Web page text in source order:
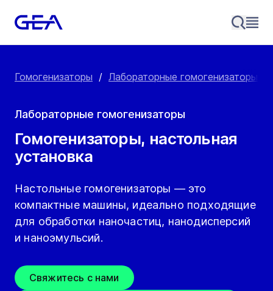
Гомогенизаторы / Лабораторные гомогенизаторы
Лабораторные гомогенизаторы
Гомогенизаторы, настольная
установка
Настольные гомогенизаторы — это
компактные машины, идеально подходящие
для обработки наночастиц, нанодисперсий
и наноэмульсий.
Свяжитесь с нами